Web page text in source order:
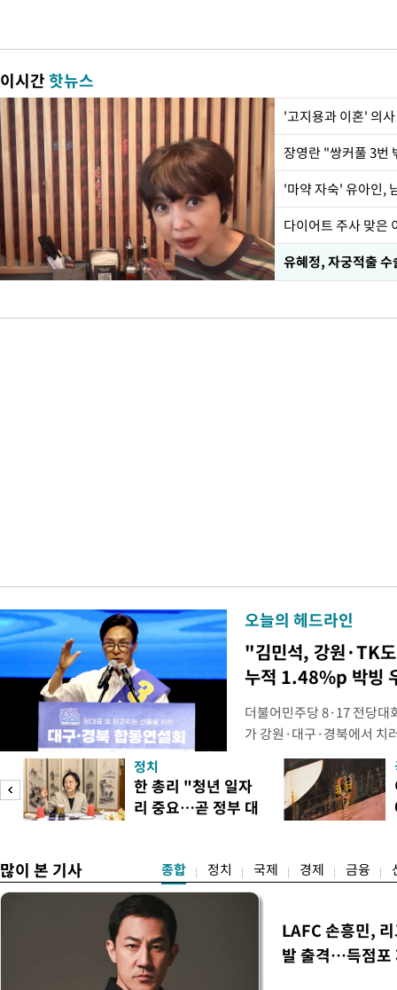
이시간핫뉴스
'고지용과 이혼' 의
'마약 자숙' 유아인,
유혜정, 자궁적출
오늘의 헤드라인
"김민석, 강원·TK
누적 1.48%p 박빙
더불어민주당 8·17 전당대
가 강원·대구·경북에서 치
48.54%(1만8977표)를 얻
를 1622표(4.14%p) 차로
·인천 권리당원 투표에서
적 합산(가중치 미반영)에
정치
한 총리 "청년 일자
리 중요…곧 정부 대
많이 본 기사 종합 정치 국제 경제 금융
LAFC 손흥민,
발 출격…득점포